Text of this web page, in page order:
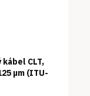
CLT,
µm (ITU-